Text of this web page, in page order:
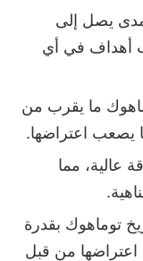
يصل إلى
أهداف في أي
ما يقرب من
عالية، مما
توماهوك بقدرة
اعتراضها من قبل